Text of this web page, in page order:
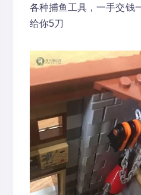
各种捕鱼工具，一手交钱
给你5刀